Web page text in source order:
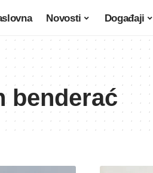
Novosti Događaji
benderać